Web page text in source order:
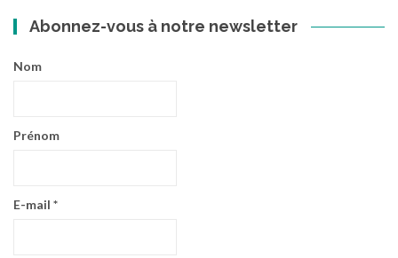
Abonnez-vous à notre newsletter
Nom
Prénom
E-mail *